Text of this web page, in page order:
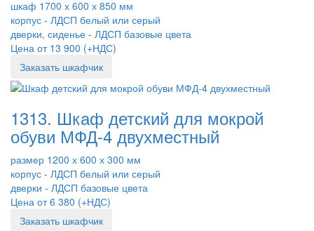
шкаф 1700 х 600 х 850 мм
корпус - ЛДСП белый или серый
дверки, сиденье - ЛДСП базовые цвета
Цена от 13 900 (+НДС)
Заказать шкафчик
1313. Шкаф детский для мокрой
обуви МФД-4 двухместный
размер 1200 х 600 х 300 мм
корпус - ЛДСП белый или серый
дверки - ЛДСП базовые цвета
Цена от 6 380 (+НДС)
Заказать шкафчик